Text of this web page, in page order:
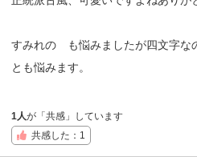
すみれの も悩みましたが四文字な
とも悩みます。
1人が「共感」しています
共感した：1